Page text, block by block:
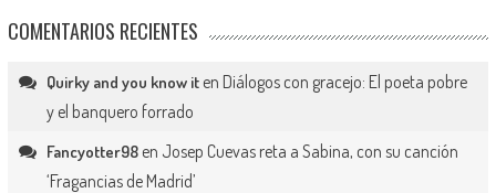
COMENTARIOS RECIENTES
Quirky and you know iten Diálogos con gracejo: El poeta pobre
y el banquero forrado
Fancyotter98en Josep Cuevas reta a Sabina, con su canción
‘Fragancias de Madrid’